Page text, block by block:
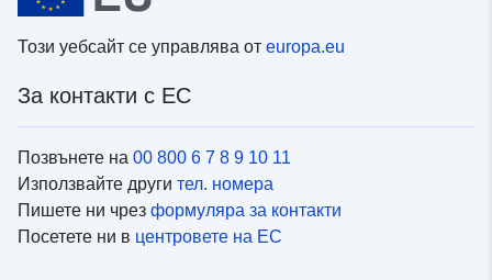
Този уебсайт се управлява от europa.eu
За контакти с ЕС
Позвънете на 00 800 6 7 8 9 10 11
Използвайте други тел. номера
Пишете ни чрез формуляра за контакти
Посетете ни в центровете на ЕС